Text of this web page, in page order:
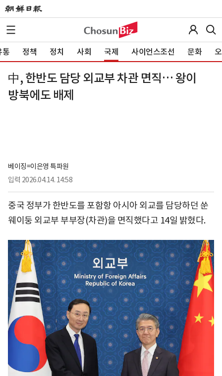
통 정책 정치 사회 국제 사이언스조선 문화
中, 한반도 담당 외교부 차관 면직… 왕이
방북에도 배제
베이징=이은영 특파원
입력 2026.04.14. 14:58
중국 정부가 한반도를 포함항 아시아 외교를 담당하던 쑨
웨이둥 외교부 부부장(차관)을 면직했다고 14일 밝혔다.